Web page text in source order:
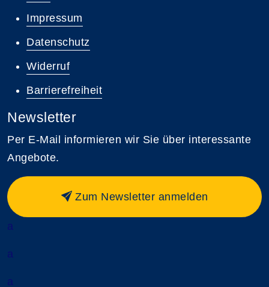
Impressum
Datenschutz
Widerruf
Barrierefreiheit
Newsletter
Per E-Mail informieren wir Sie über interessante
Angebote.
Zum Newsletter anmelden
a
a
a